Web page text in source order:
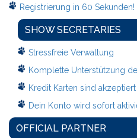
Registrierung in 60 Sekunden!
SHOW SECRETARIES
Stressfreie Verwaltung
Komplette Unterstützung
Kredit Karten sind akzeptiert
Dein Konto wird sofort
OFFICIAL PARTNER